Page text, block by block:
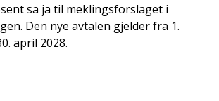
sa ja til meklingsforslaget i
Den nye avtalen gjelder fra 1.
april 2028.